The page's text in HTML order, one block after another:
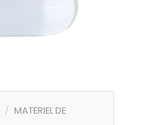
/ MATERIEL DE